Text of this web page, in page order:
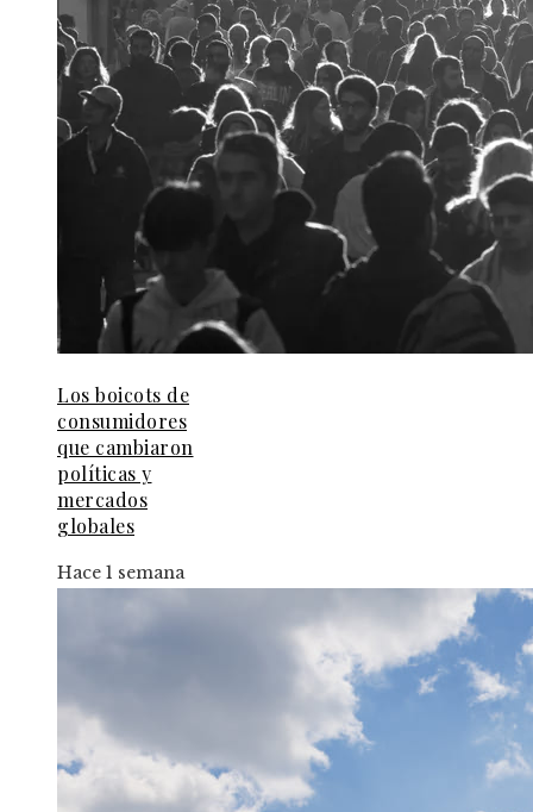
Los boicots de
consumidores
que cambiaron
políticas y
mercados
globales
Hace 1 semana